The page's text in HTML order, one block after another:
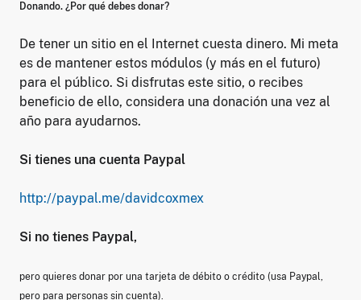
Donando. ¿Por qué debes donar?
De tener un sitio en el Internet cuesta dinero. Mi meta
es de mantener estos módulos (y más en el futuro)
para el público. Si disfrutas este sitio, o recibes
beneficio de ello, considera una donación una vez al
año para ayudarnos.
Si tienes una cuenta Paypal
http://paypal.me/davidcoxmex
Si no tienes Paypal,
pero quieres donar por una tarjeta de débito o crédito (usa Paypal,
pero para personas sin cuenta).